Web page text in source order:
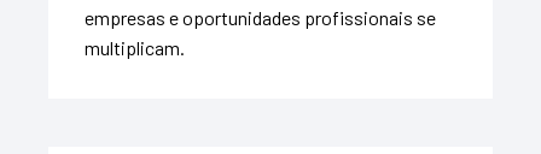
empresas e oportunidades profissionais se
multiplicam.